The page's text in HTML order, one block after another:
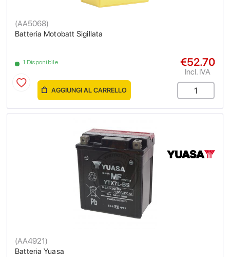
Batteria Motobatt Sigillata
(AA5068)
1 Disponibile €52.70
Incl. IVA
AGGIUNGI AL CARRELLO
Batteria Yuasa
(AA4921)